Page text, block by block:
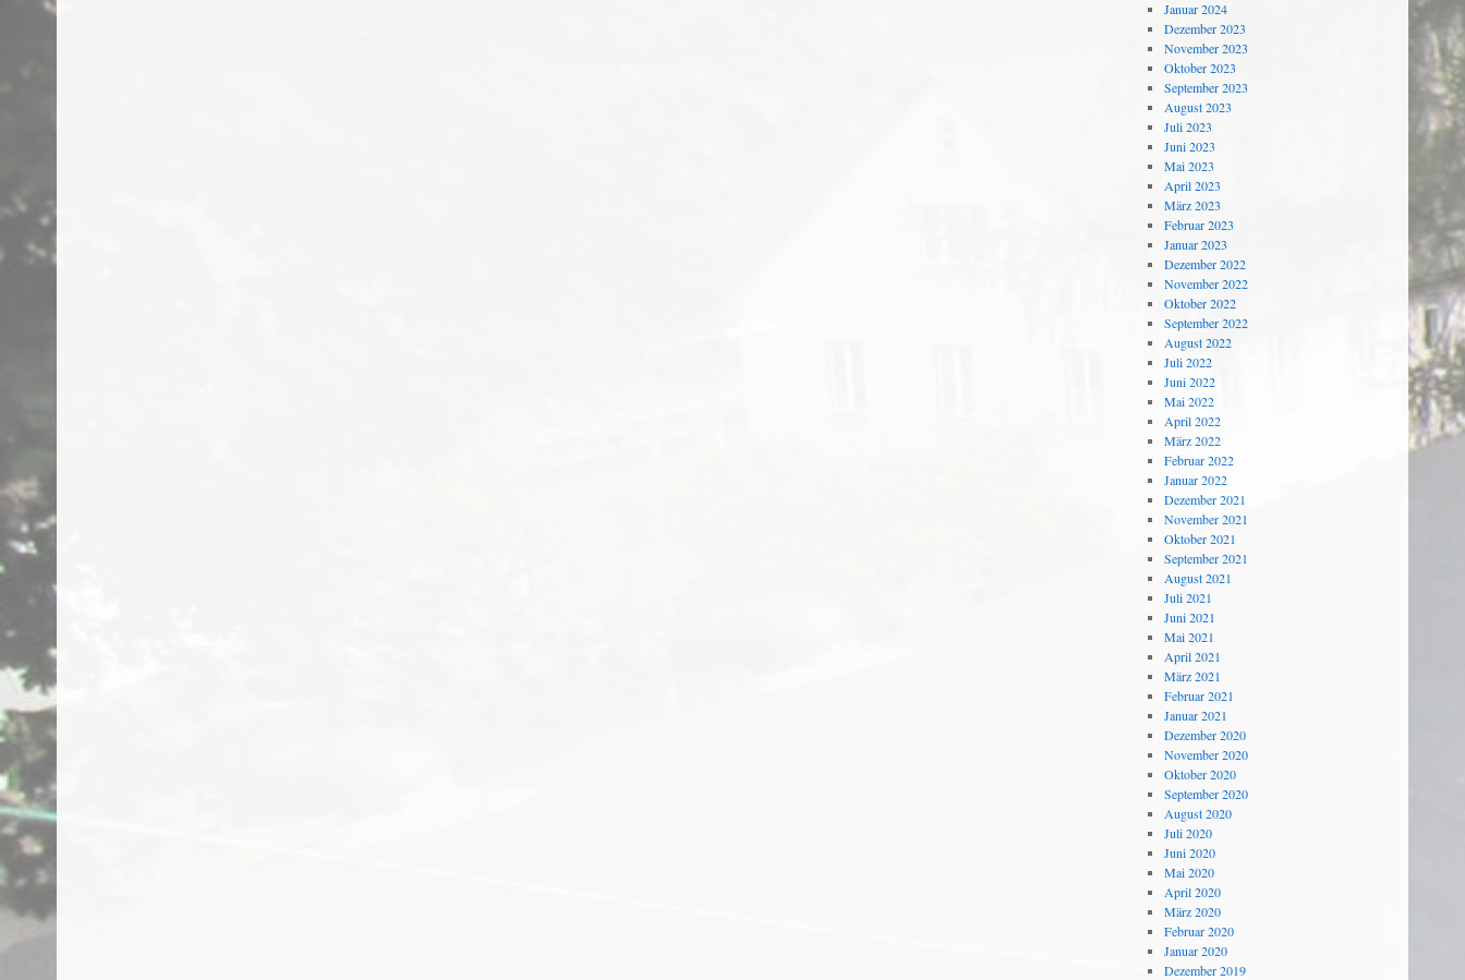
Januar 2024
Dezember 2023
November 2023
Oktober 2023
September 2023
August 2023
Juli 2023
Juni 2023
Mai 2023
April 2023
März 2023
Februar 2023
Januar 2023
Dezember 2022
November 2022
Oktober 2022
September 2022
August 2022
Juli 2022
Juni 2022
Mai 2022
April 2022
März 2022
Februar 2022
Januar 2022
Dezember 2021
November 2021
Oktober 2021
September 2021
August 2021
Juli 2021
Juni 2021
Mai 2021
April 2021
März 2021
Februar 2021
Januar 2021
Dezember 2020
November 2020
Oktober 2020
September 2020
August 2020
Juli 2020
Juni 2020
Mai 2020
April 2020
März 2020
Februar 2020
Januar 2020
Dezember 2019